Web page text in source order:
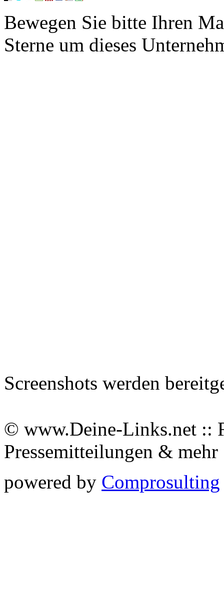
Bewegen Sie bitte Ihren
Sterne um dieses
Screenshots werden
© www.Deine-Links.net ::
Pressemitteilungen &
powered by Comprosulting